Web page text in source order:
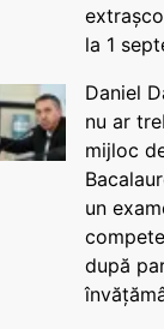
la 1
Daniel
nu ar
mijloc
un
după